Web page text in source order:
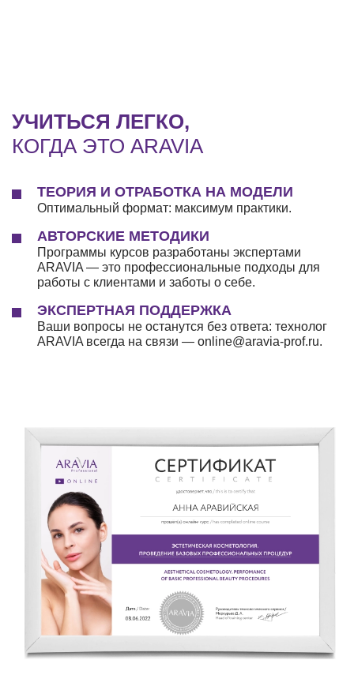
УЧИТЬСЯ ЛЕГКО,
КОГДА ЭТО ARAVIA
ТЕОРИЯ И ОТРАБОТКА НА МОДЕЛИ
Оптимальный формат: максимум практики.
АВТОРСКИЕ МЕТОДИКИ
Программы курсов разработаны экспертами
ARAVIA — это профессиональные подходы для
работы с клиентами и заботы о себе.
ЭКСПЕРТНАЯ ПОДДЕРЖКА
Ваши вопросы не останутся без ответа: технолог
ARAVIA всегда на связи — online@aravia-prof.ru.